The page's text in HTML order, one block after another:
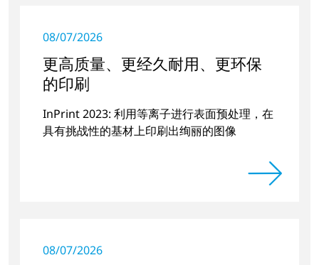
08/07/2026
更高质量、更经久耐用、更环保
的印刷
InPrint 2023: 利用等离子进行表面预处理，在
具有挑战性的基材上印刷出绚丽的图像
08/07/2026